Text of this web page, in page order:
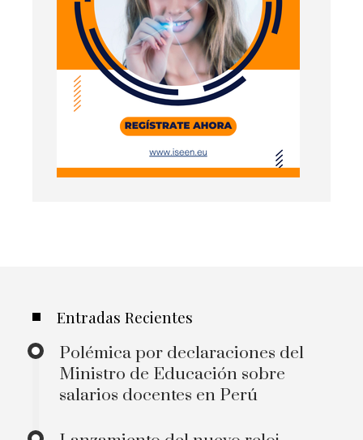
Entradas Recientes
Polémica por declaraciones del
Ministro de Educación sobre
salarios docentes en Perú